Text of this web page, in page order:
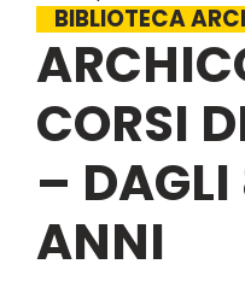
BIBLIOTECA
CORSI
– DAGLI
ANNI